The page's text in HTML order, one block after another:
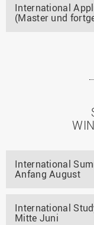
International
(Master und
International
Anfang August
International
Mitte Juni